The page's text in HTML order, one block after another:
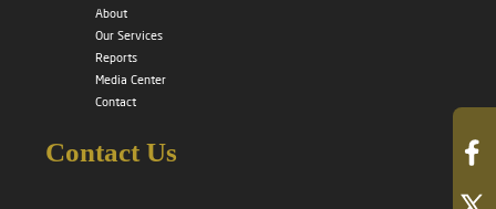
About
Our Services
Reports
Media Center
Contact
Contact Us